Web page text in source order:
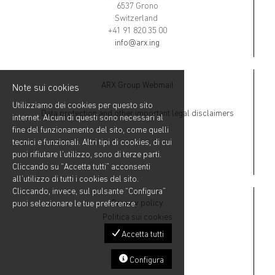
6537 Grono
Switzerland
+41 91 820 35 00
info@arx.ing
ARX Group Webmail
Data protection and other important legal disclaimers
Privacy policy
Politica sui cookies
Note sui cookies
Utilizziamo dei cookies per questo sito
internet. Alcuni di questi sono necessari al
fine del funzionamento del sito, come quelli
tecnici e funzionali. Altri tipi di cookies, di cui
puoi rifiutare l’utilizzo, sono di terze parti.
Cliccando su “Accetta tutti” acconsenti
all’utilizzo di tutti i cookies del sito.
Cliccando, invece, sul pulsante “Configura”
puoi selezionare le tue preferenze.
Accetta tutti
Configura